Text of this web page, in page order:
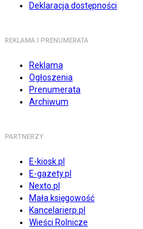
Deklaracja dostępności
REKLAMA I PRENUMERATA
Reklama
Ogłoszenia
Prenumerata
Archiwum
PARTNERZY
E-kiosk.pl
E-gazety.pl
Nexto.pl
Mała księgowość
Kancelarierp.pl
Wieści Rolnicze